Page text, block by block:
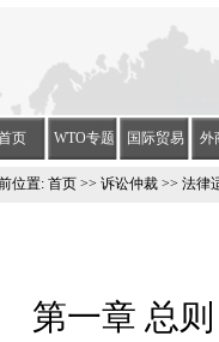
页 WTO专题 国际贸易 外
位置: 首页 >> 诉讼仲裁 >> 法律
第一章 总则